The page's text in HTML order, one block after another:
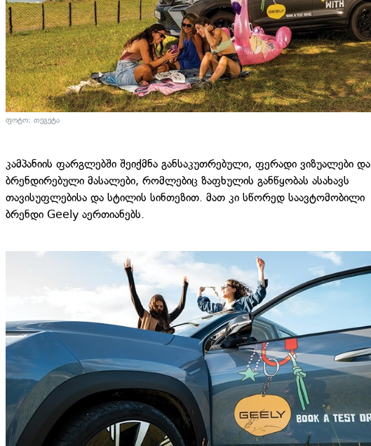
ფოტო: თეგეტა
კამპანიის ფარგლებში შეიქმნა განსაკუთრებული, ფერადი ვიზუალები და
ბრენდირებული მასალები, რომლებიც ზაფხულის განწყობას ასახავს
თავისუფლებისა და სტილის სინთეზით. მათ კი სწორედ საავტომობილი
ბრენდი Geely აერთიანებს.